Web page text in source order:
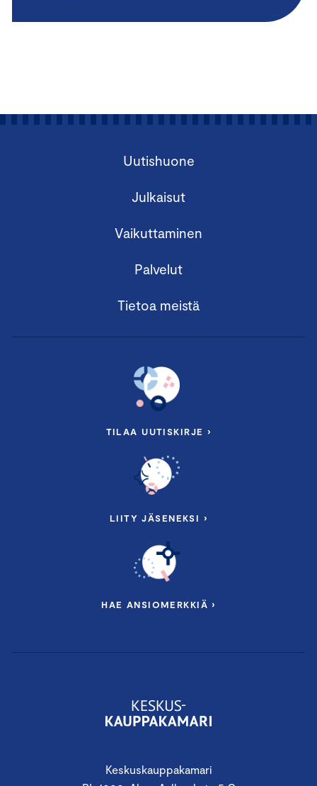
Keskuskauppakamari
Uutishuone
Julkaisut
Vaikuttaminen
Palvelut
Tietoa meistä
TILAA UUTISKIRJE ›
LIITY JÄSENEKSI ›
HAE ANSIOMERKKIÄ ›